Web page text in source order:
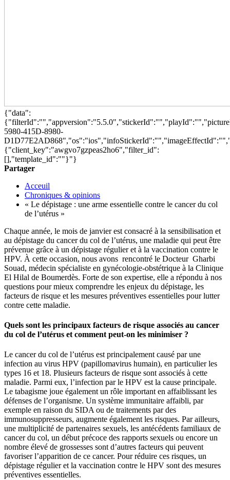
{"data":
5980-415D-8980-
{"client_key":"awgvo7gzpeas2ho6","filter_id":
[],"template_id":""}"}
Partager
Acceuil
Chroniques & opinions
« Le dépistage : une arme essentielle contre le cancer du col
de l’utérus »
Chaque année, le mois de janvier est consacré à la sensibilisation et
au dépistage du cancer du col de l’utérus, une maladie qui peut être
prévenue grâce à un dépistage régulier et à la vaccination contre le
HPV. À cette occasion, nous avons rencontré le Docteur Gharbi
Souad, médecin spécialiste en gynécologie-obstétrique à la Clinique
El Hilal de Boumerdès. Forte de son expertise, elle a répondu à nos
questions pour mieux comprendre les enjeux du dépistage, les
facteurs de risque et les mesures préventives essentielles pour lutter
contre cette maladie.
Quels sont les principaux facteurs de risque associés au cancer
du col de l’utérus et comment peut-on les minimiser ?
Le cancer du col de l’utérus est principalement causé par une
infection au virus HPV (papillomavirus humain), en particulier les
types 16 et 18. Plusieurs facteurs de risque sont associés à cette
maladie. Parmi eux, l’infection par le HPV est la cause principale.
Le tabagisme joue également un rôle important en affaiblissant les
défenses de l’organisme. Un système immunitaire affaibli, par
exemple en raison du SIDA ou de traitements par des
immunosuppresseurs, augmente également les risques. Par ailleurs,
une multiplicité de partenaires sexuels, les antécédents familiaux de
cancer du col, un début précoce des rapports sexuels ou encore un
nombre élevé de grossesses sont d’autres facteurs qui peuvent
favoriser l’apparition de ce cancer. Pour réduire ces risques, un
dépistage régulier et la vaccination contre le HPV sont des mesures
préventives essentielles.